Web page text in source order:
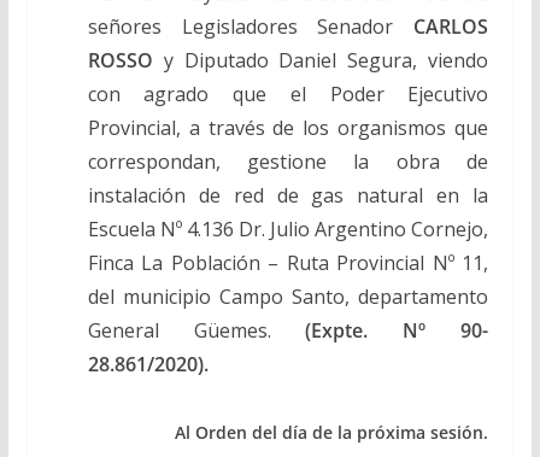
señores Legisladores Senador CARLOS
ROSSO y Diputado Daniel Segura, viendo
con agrado que el Poder Ejecutivo
Provincial, a través de los organismos que
correspondan, gestione la obra de
instalación de red de gas natural en la
Escuela Nº 4.136 Dr. Julio Argentino Cornejo,
Finca La Población – Ruta Provincial Nº 11,
del municipio Campo Santo, departamento
General Güemes. (Expte. Nº 90-
28.861/2020).
Al Orden del día de la próxima sesión.